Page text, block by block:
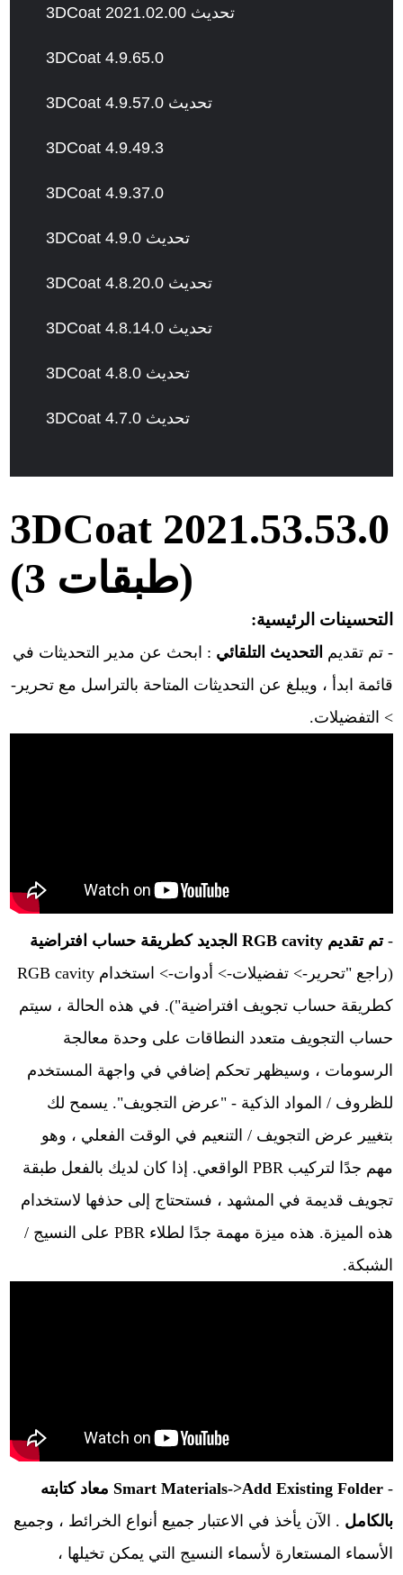
3DCoat 2021.02.00 تحديث
3DCoat 4.9.65.0
3DCoat 4.9.57.0 تحديث
3DCoat 4.9.49.3
3DCoat 4.9.37.0
3DCoat 4.9.0 تحديث
3DCoat 4.8.20.0 تحديث
3DCoat 4.8.14.0 تحديث
3DCoat 4.8.0 تحديث
3DCoat 4.7.0 تحديث
3DCoat 2021.53.53.0
(3 طبقات)
التحسينات الرئيسية:
- تم تقديم التحديث التلقائي : ابحث عن مدير التحديثات في
قائمة ابدأ ، ويبلغ عن التحديثات المتاحة بالتراسل مع تحرير-
> التفضيلات.
-تم تقديمRGB cavity الجديد كطريقة حساب افتراضية
(راجع "تحرير-> تفضيلات-> أدوات-> استخدامRGB cavity
كطريقة حساب تجويف افتراضية"). في هذه الحالة ، سيتم
حساب التجويف متعدد النطاقات على وحدة معالجة
الرسومات ، وسيظهر تحكم إضافي في واجهة المستخدم
للظروف / المواد الذكية - "عرض التجويف". يسمح لك
بتغيير عرض التجويف / التنعيم في الوقت الفعلي ، وهو
مهم جدًا لتركيب PBR الواقعي. إذا كان لديك بالفعل طبقة
تجويف قديمة في المشهد ، فستحتاج إلى حذفها لاستخدام
هذه الميزة. هذه ميزة مهمة جدًا لطلاء PBR على النسيج /
الشبكة.
-
Smart Materials->Add Existing Folder معاد كتابته
بالكامل . الآن يأخذ في الاعتبار جميع أنواع الخرائط ، وجميع
الأسماء المستعارة لأسماء النسيج التي يمكن تخيلها ،